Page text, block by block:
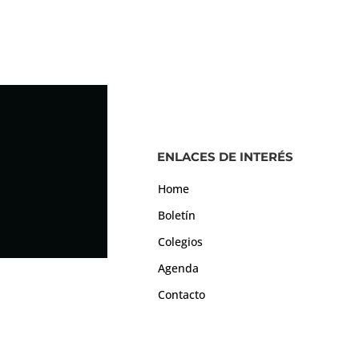
ENLACES DE INTERÉS
Home
Boletín
Colegios
Agenda
Contacto